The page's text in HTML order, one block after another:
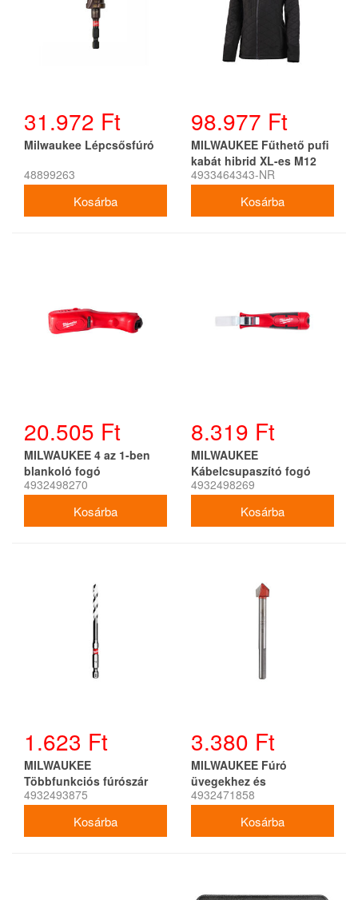
31.972 Ft
Milwaukee Lépcsősfúró
48899263
98.977 Ft
MILWAUKEE Fűthető pufi
kabát hibrid XL-es M12
HJP LADIES-201 (1 x 2,0
4933464343-NR
20.505 Ft
MILWAUKEE 4 az 1-ben
blankoló fogó
4932498270
8.319 Ft
MILWAUKEE
Kábelcsupaszító fogó
4932498269
1.623 Ft
MILWAUKEE
Többfunkciós fúrószár
1/4&quot; Hex befogással
4932493875
3.380 Ft
MILWAUKEE Fúró
üvegekhez és
csempelapokhoz 14 x 95
4932471858